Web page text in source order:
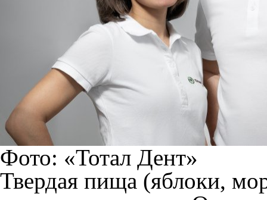
Фото: «Тотал Дент»
Твердая пища (яблоки,